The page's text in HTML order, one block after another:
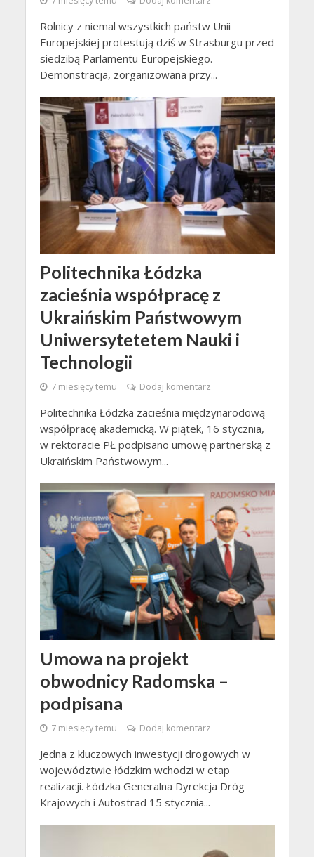
Rolnicy z niemal wszystkich państw Unii
Europejskiej protestują dziś w Strasburgu przed
siedzibą Parlamentu Europejskiego.
Demonstracja, zorganizowana przy...
Politechnika Łódzka
zacieśnia współpracę z
Ukraińskim Państwowym
Uniwersytetetem Nauki i
Technologii
7 miesięcy temu Dodaj komentarz
Politechnika Łódzka zacieśnia międzynarodową
współpracę akademicką. W piątek, 16 stycznia,
w rektoracie PŁ podpisano umowę partnerską z
Ukraińskim Państwowym...
Umowa na projekt
obwodnicy Radomska –
podpisana
7 miesięcy temu Dodaj komentarz
Jedna z kluczowych inwestycji drogowych w
województwie łódzkim wchodzi w etap
realizacji. Łódzka Generalna Dyrekcja Dróg
Krajowych i Autostrad 15 stycznia...